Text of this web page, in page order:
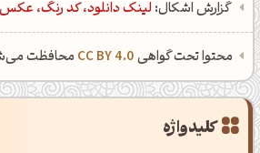
گزارش اشکال: لینک دانلود، کد رنگ،
محتوا تحت گواهیCC BY 4.0 محافظت
کلیدواژه